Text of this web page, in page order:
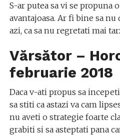
S-ar putea sa vi se propuna
avantajoasa. Ar fi bine sa
azi, ca sa nu regretati mai
Vărsător –
februarie 2018
Daca v-ati propus sa
sa stiti ca astazi va cam
nu aveti o strategie foarte
grabiti si sa asteptati pana